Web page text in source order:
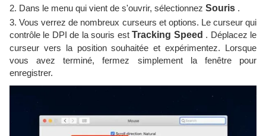
2. Dans le menu qui vient de s'ouvrir, sélectionnez Souris .
3. Vous verrez de nombreux curseurs et options. Le curseur qui
contrôle le DPI de la souris estTracking Speed ​​. Déplacez le
curseur vers la position souhaitée et expérimentez. Lorsque
vous avez terminé, fermez simplement la fenêtre pour
enregistrer.